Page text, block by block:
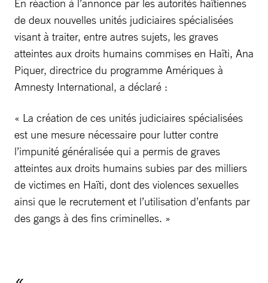
En réaction à l’annonce par les autorités haïtiennes
de deux nouvelles unités judiciaires spécialisées
visant à traiter, entre autres sujets, les graves
atteintes aux droits humains commises en Haïti, Ana
Piquer, directrice du programme Amériques à
Amnesty International, a déclaré :
« La création de ces unités judiciaires spécialisées
est une mesure nécessaire pour lutter contre
l’impunité généralisée qui a permis de graves
atteintes aux droits humains subies par des milliers
de victimes en Haïti, dont des violences sexuelles
ainsi que le recrutement et l’utilisation d’enfants par
des gangs à des fins criminelles. »